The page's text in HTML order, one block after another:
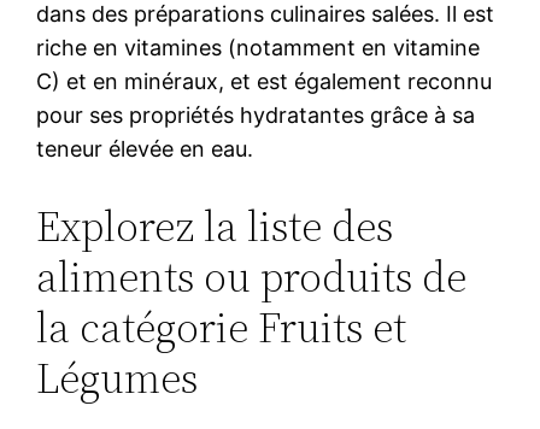
dans des préparations culinaires salées. Il est
riche en vitamines (notamment en vitamine
C) et en minéraux, et est également reconnu
pour ses propriétés hydratantes grâce à sa
teneur élevée en eau.
Explorez la liste des
aliments ou produits de
la catégorie Fruits et
Légumes